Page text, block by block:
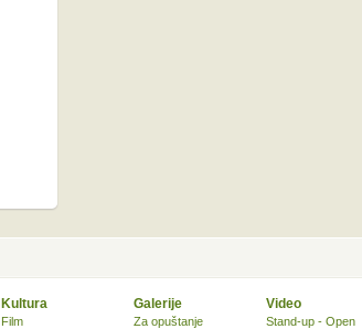
Kultura
Film
Galerije
Za opuštanje
Video
Stand-up - Open